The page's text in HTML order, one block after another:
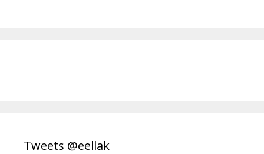
Tweets @eellak